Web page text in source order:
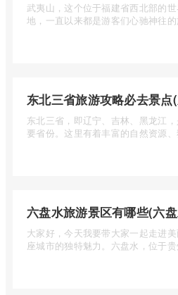
武夷山，这个位于福建省西北部的
地，一直以来都是游客们心驰神往
东北三省，即辽宁、吉林、黑龙江
要省份。这里有着丰富的自然资源
大家好，今天我要带大家一起走进
座城市的独特魅力。六盘水，位于